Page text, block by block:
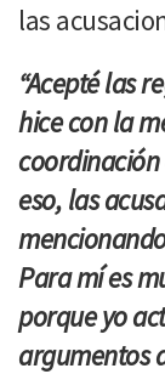
las
“Acepté las
hice con la
eso, las
mencionando
Para mí es
porque yo
argumentos